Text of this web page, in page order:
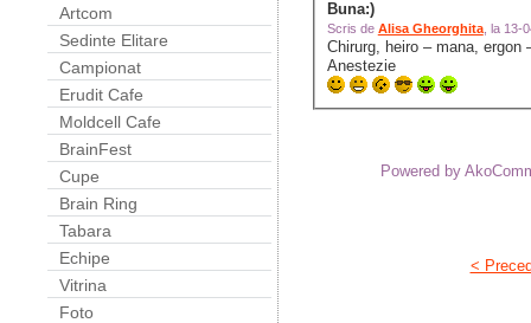
Artcom
Sedinte Elitare
Campionat
Erudit Cafe
Moldcell Cafe
BrainFest
Cupe
Brain Ring
Tabara
Echipe
Vitrina
Foto
Buna:)
Scris de Alisa Gheorghita, la 13-
Chirurg, heiro – mana,
Anestezie
Powered by
<